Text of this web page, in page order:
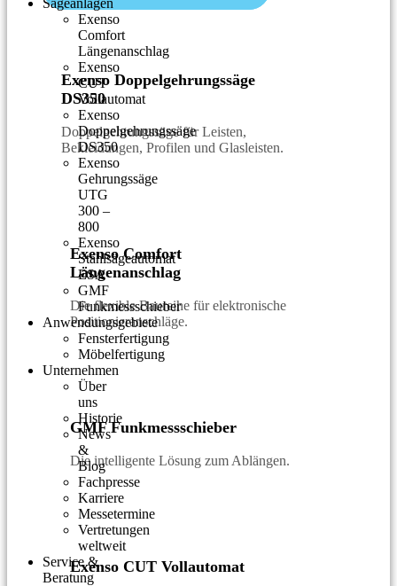
Exenso Doppelgehrungssäge
DS350
Doppelgehrungssäge für Leisten,
Bekleidungen, Profilen und Glasleisten.
Exenso Comfort
Längenanschlag
Die flexible Baureihe für elektronische
Positionieranschläge.
GMF Funkmessschieber
Die intelligente Lösung zum Ablängen.
Exenso CUT Vollautomat
Sägeanlagen
Exenso
Comfort
Längenanschlag
Exenso
CUT
Vollautomat
Exenso
Doppelgehrungssäge
DS350
Exenso
Gehrungssäge
UTG
300 –
800
Exenso
Stahlsägeautomat
ESA
GMF
Funkmessschieber
Anwendungsgebiete
Fensterfertigung
Möbelfertigung
Unternehmen
Über
uns
Historie
News
&
Blog
Fachpresse
Karriere
Messetermine
Vertretungen
weltweit
Service &
Beratung